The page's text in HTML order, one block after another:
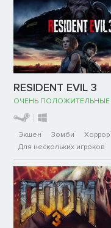
RESIDENT EVIL 3
ОЧЕНЬ ПОЛОЖИТЕЛЬНЫЕ
Экшен Зомби Хоррор
Для нескольких игроков